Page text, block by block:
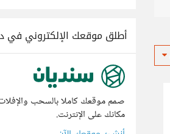
أطلق موقعك الإلكتروني في
صمم موقعك كاملا بالسحب
مكانك على الإنترنت.